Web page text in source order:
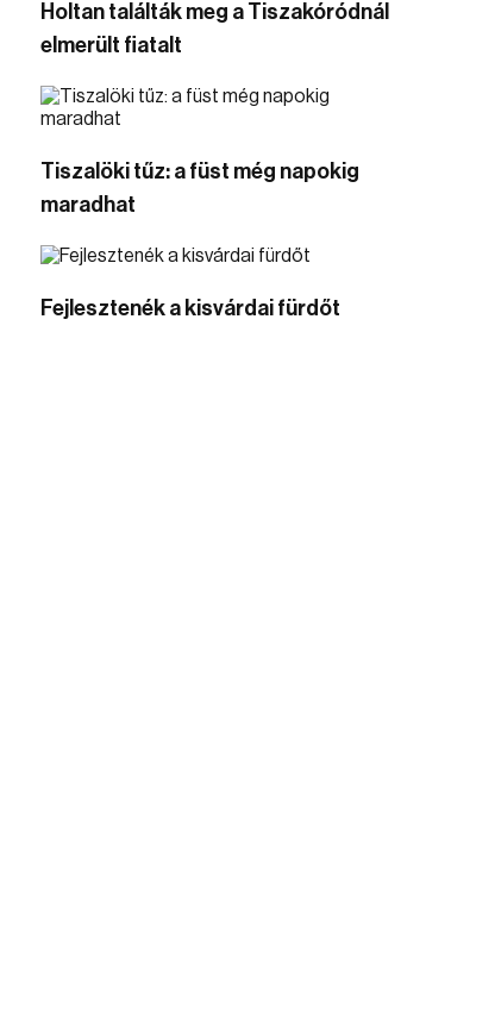
Holtan találták meg a Tiszakóródnál
elmerült fiatalt
Tiszalöki tűz: a füst még napokig
maradhat
Fejlesztenék a kisvárdai fürdőt